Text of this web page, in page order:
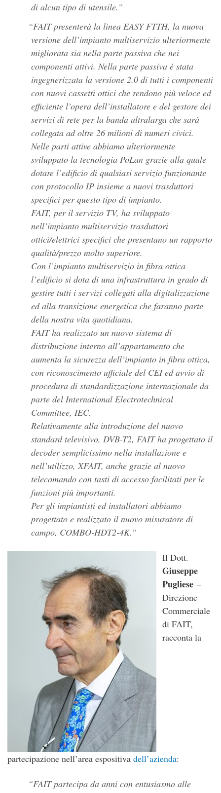
di alcun tipo di utensile.
FAIT presenterà la linea EASY FTTH, la nuova
versione dell’impianto multiservizio ulteriormente
migliorata sia nella parte passiva che nei
componenti attivi. Nella parte passiva è stata
ingegnerizzata la versione 2.0 di tutti i componenti
con nuovi cassetti ottici che rendono più veloce ed
efficiente l’opera dell’installatore e del gestore dei
servizi di rete per la banda ultralarga che sarà
collegata ad oltre 26 milioni di numeri civici.
Nelle parti attive abbiamo ulteriormente
sviluppato la tecnologia PoLan grazie alla quale
dotare l’edificio di qualsiasi servizio funzionante
con protocollo IP insieme a nuovi trasduttori
specifici per questo tipo di impianto.
FAIT, per il servizio TV, ha sviluppato
nell’impianto multiservizio trasduttori
ottici/elettrici specifici che presentano un rapporto
qualità/prezzo molto superiore.
Con l’impianto multiservizio in fibra ottica
l’edificio si dota di una infrastruttura in grado di
gestire tutti i servizi collegati alla digitalizzazione
ed alla transizione energetica che faranno parte
della nostra vita quotidiana.
FAIT ha realizzato un nuovo sistema di
distribuzione interno all’appartamento che
aumenta la sicurezza dell’impianto in fibra ottica,
con riconoscimento ufficiale del CEI ed avvio di
procedura di standardizzazione internazionale da
parte del International Electrotechnical
Committee, IEC.
Relativamente alla introduzione del nuovo
standard televisivo, DVB-T2, FAIT ha progettato il
decoder semplicissimo nella installazione e
nell’utilizzo, XFAIT, anche grazie al nuovo
telecomando con tasti di accesso facilitati per le
funzioni più importanti.
Per gli impiantisti ed installatori abbiamo
progettato e realizzato il nuovo misuratore di
campo, COMBO-HDT2-4K.
Il Dott.
Giuseppe
Pugliese –
Direzione
Commerciale
di FAIT,
racconta la
partecipazione nell’area espositiva dell’azienda:
FAIT partecipa da anni con entusiasmo alle